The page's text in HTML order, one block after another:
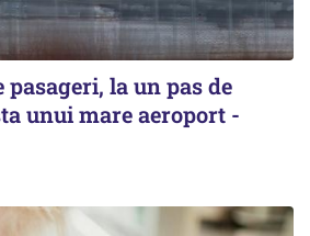
pasageri, la un pas de
unui mare aeroport -